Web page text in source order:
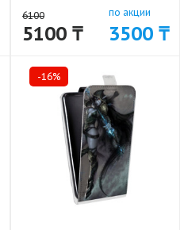
6100
5100 ₸
по акции
3500 ₸
-16%